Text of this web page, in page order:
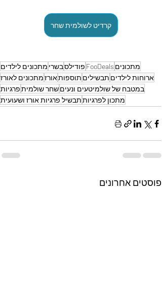
קרדיט לשולמית שחר
מתכונים FooDeals פודילסבשרי מתכונים לילדים
ארוחות לילדים תבשילים תוספותאורזמתכונים לאורז
במטבח של שולמיטעים ונעיםשחר שולמיתפרגיות
מתכון לפרגיותתבשיל פרגיות אורז ושעועית
פוסטים אחרונים